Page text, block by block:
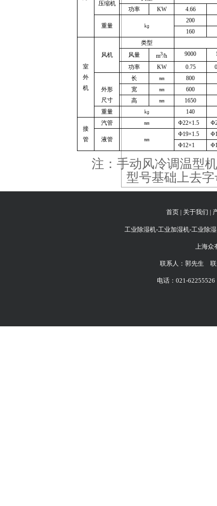
压缩机
功率
KW 4.66
重量 ㎏
200
160
室
外
机
风机
类型
风量
m3/h 9000
功率
KW 0.75
外形
尺寸
长 ㎜
800
宽
㎜
600
高
㎜
1650
重量
㎏ 140
接
管
汽管 ㎜ Φ22×1.5 Φ
液管 ㎜
Φ19×1.5 Φ
Φ12×1 Φ
注：手动风冷调温型
型号基础上去字
首页 | 关于我们 |
工业除湿机-工业加湿机-工业除
上海众
联系人：郭先生 联
电话：021-